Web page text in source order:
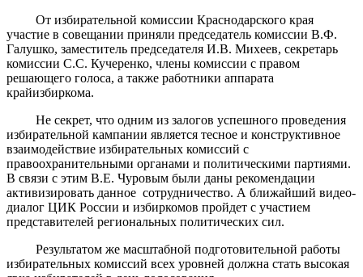
От избирательной комиссии Краснодарского края
участие в совещании приняли председатель комиссии В.Ф.
Галушко, заместитель председателя И.В. Михеев, секретарь
комиссии С.С. Кучеренко, члены комиссии с правом
решающего голоса, а также работники аппарата
крайизбиркома.
Не секрет, что одним из залогов успешного проведения
избирательной кампании является тесное и конструктивное
взаимодействие избирательных комиссий с
правоохранительными органами и политическими партиями.
В связи с этим В.Е. Чуровым были даны рекомендации
активизировать данное сотрудничество. А ближайший видео-
диалог ЦИК России и избиркомов пройдет с участием
представителей региональных политических сил.
Результатом же масштабной подготовительной работы
избирательных комиссий всех уровней должна стать высокая